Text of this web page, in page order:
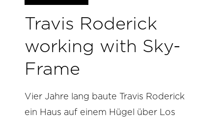
Travis Roderick
working with Sky-
Frame
Vier Jahre lang baute Travis Roderick
ein Haus auf einem Hügel über Los